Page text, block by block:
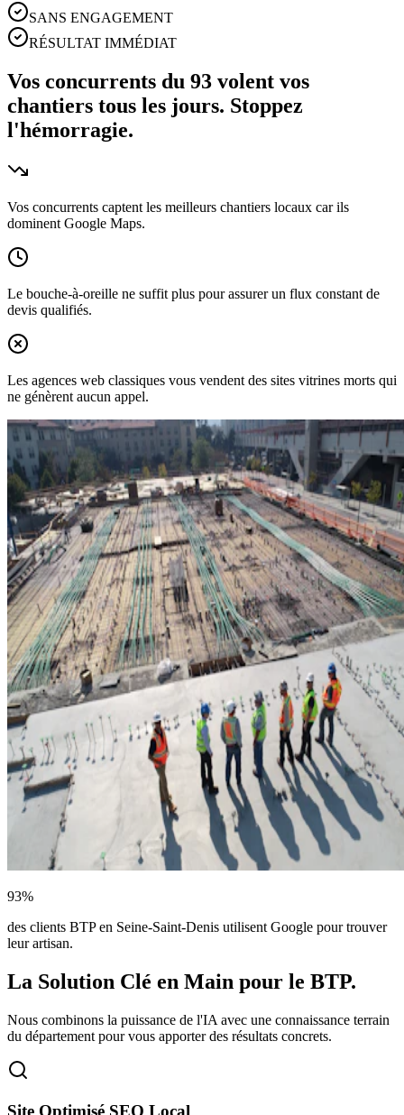
SANS ENGAGEMENT
RÉSULTAT IMMÉDIAT
Vos concurrents du 93 volent vos
chantiers tous les jours. Stoppez
l'hémorragie.
Vos concurrents captent les meilleurs chantiers locaux car ils
dominent Google Maps.
Le bouche-à-oreille ne suffit plus pour assurer un flux constant de
devis qualifiés.
Les agences web classiques vous vendent des sites vitrines morts qui
ne génèrent aucun appel.
93%
des clients BTP en Seine-Saint-Denis utilisent Google pour trouver
leur artisan.
La Solution Clé en Main pour le BTP.
Nous combinons la puissance de l'IA avec une connaissance terrain
du département pour vous apporter des résultats concrets.
Site Optimisé SEO Local